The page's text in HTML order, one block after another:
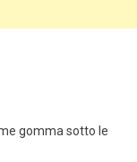
gomma sotto le